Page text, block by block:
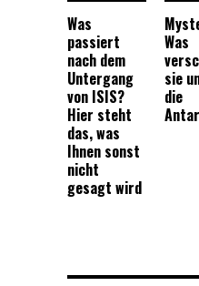
Was
passiert
nach dem
Untergang
von ISIS?
Hier steht
das, was
Ihnen sonst
nicht
gesagt wird
Was
sie
die